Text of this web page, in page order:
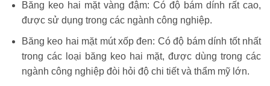
Băng keo hai mặt vàng đậm: Có độ bám dính rất cao,
được sử dụng trong các ngành công nghiệp.
Băng keo hai mặt mút xốp đen: Có độ bám dính tốt nhất
trong các loại băng keo hai mặt, được dùng trong các
ngành công nghiệp đòi hỏi độ chi tiết và thẩm mỹ lớn.